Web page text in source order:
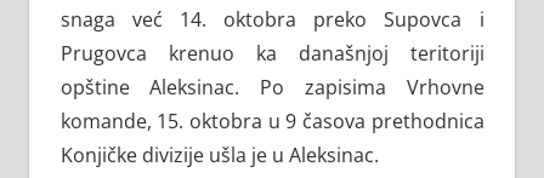
snaga već 14. oktobra preko Supovca i
Prugovca krenuo ka današnjoj teritoriji
opštine Aleksinac. Po zapisima Vrhovne
komande, 15. oktobra u 9 časova prethodnica
Konjičke divizije ušla je u Aleksinac.